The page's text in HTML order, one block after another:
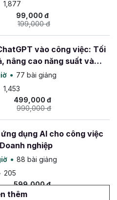
: để đảm bảo học viên luôn
thông tin mới nhất, xu
mới nhất của ngành AI.
đăng ký khóa họcTuyệt
công nghệ AItại Gitiho để
chất lượng, độc đáo và thu
1,877
99,000 đ
199,000 đ
vào công việc: Tối
nâng cao năng suất và
77 bài giảng
1,453
499,000 đ
990,000 đ
dụng AI cho công việc
nghiệp
88 bài giảng
205
599,000 đ
1,099,000 đ
thêm